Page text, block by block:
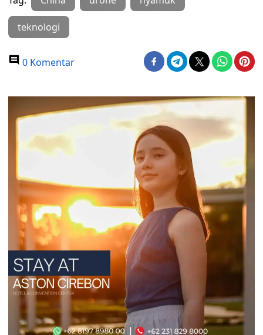
teknologi
0 Komentar